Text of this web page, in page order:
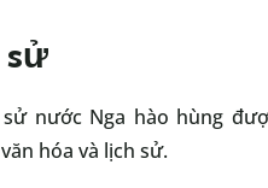
nước Nga hào hùng
hóa và lịch sử.